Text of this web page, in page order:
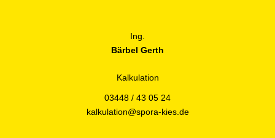
Ing.
Bärbel Gerth
Kalkulation
03448 / 43 05 24
kalkulation@spora-kies.de